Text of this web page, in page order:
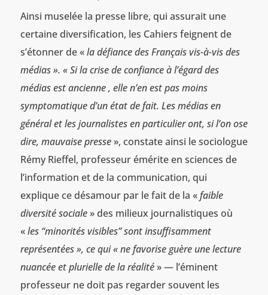
Ainsi muselée la presse libre, qui assurait une
certaine diversification, les Cahiers feignent de
s’étonner de «la défiance des Français vis-à-vis des
médias ». « Si la crise de confiance à l’égard des
médias est ancienne , elle n’en est pas moins
symptomatique d’un état de fait. Les médias en
général et les journalistes en particulier ont, si l’on ose
dire, mauvaise presse», constate ainsi le sociologue
Rémy Rieffel, professeur émérite en sciences de
l’information et de la communication, qui
explique ce désamour par le fait de la «faible
diversité sociale» des milieux journalistiques où
«les “minorités visibles” sont insuffisamment
représentées », ce qui « ne favorise guère une lecture
nuancée et plurielle de la réalité» — l’éminent
professeur ne doit pas regarder souvent les